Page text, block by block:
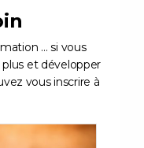
… si vous
et développer
vous inscrire à